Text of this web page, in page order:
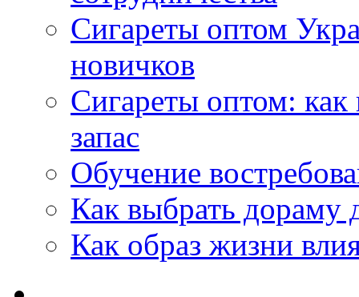
Сигареты оптом
новичков
Сигареты оптом:
запас
Обучение
Как выбрать дораму
Как образ жизни